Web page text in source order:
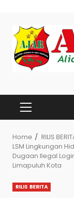
content
PRIMARY
MENU
Home
RILIS
LSM Lingkungan
Dugaan Ilegal
Limapuluh Kota
RILIS BERITA